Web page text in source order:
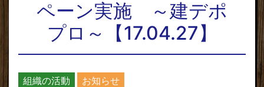
ペーン実施 ～建デポ
プロ～【17.04.27】
組織の活動
お知らせ